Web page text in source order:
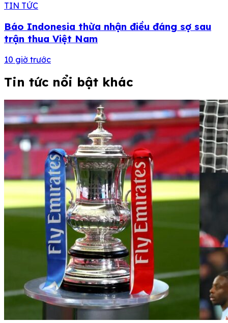
TIN TỨC
Báo Indonesia thừa nhận điều đáng sợ sau
trận thua Việt Nam
10 giờ trước
Tin tức nổi bật khác